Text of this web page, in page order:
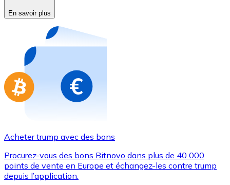
Nouveau
Achetez des cartes-cadeaux de vos marques
Aller à la boutique de cartes-cadeaux
En savoir plus
Acheter trump avec des bons
Procurez-vous des bons Bitnovo dans plus de 40 000
points de vente en Europe et échangez-les contre trump
depuis l’application.